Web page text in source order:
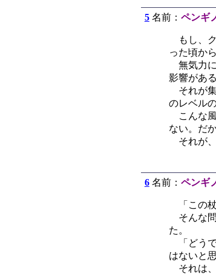
5名前： ペンギ
もし、ク
った頃か
無気力に
影響があ
それが集
のレベル
こんな風
ない。だ
それが、
6名前： ペンギ
「この杖
そんな問
た。
「どうで
はないと
それは、